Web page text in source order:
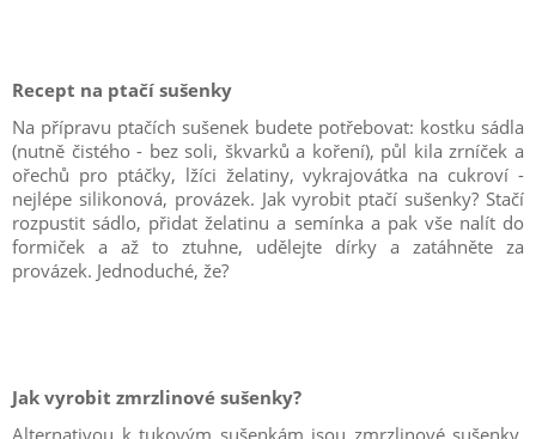
Recept na ptačí sušenky
Na přípravu ptačích sušenek budete potřebovat: kostku sádla
(nutně čistého - bez soli, škvarků a koření), půl kila zrníček a
ořechů pro ptáčky, lžíci želatiny, vykrajovátka na cukroví -
nejlépe silikonová, provázek. Jak vyrobit ptačí sušenky? Stačí
rozpustit sádlo, přidat želatinu a semínka a pak vše nalít do
formiček a až to ztuhne, udělejte dírky a zatáhněte za
provázek. Jednoduché, že?
Jak vyrobit zmrzlinové sušenky?
Alternativou k tukovým sušenkám jsou zmrzlinové sušenky,